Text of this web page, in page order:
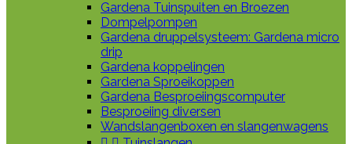
Gardena Tuinspuiten en Broezen
Dompelpompen
Gardena druppelsysteem: Gardena micro
drip
Gardena koppelingen
Gardena Sproeikoppen
Gardena Besproeiingscomputer
Besproeiing diversen
Wandslangenboxen en slangenwagens